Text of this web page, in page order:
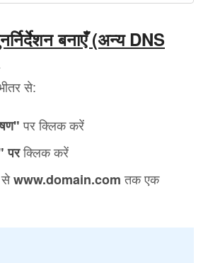
बनाएँ (अन्य DNS
से:
पर क्लिक करें
परक्लिक करें
सेwww.domain.comतक एक